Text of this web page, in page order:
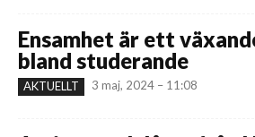
Ensamhet är ett
bland studerande
AKTUELLT 3 maj, 2024 – 11:08